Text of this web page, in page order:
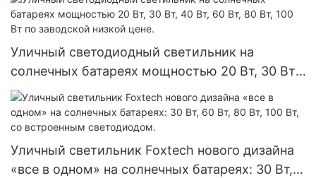
Уличный светодиодный светильник на
солнечных батареях мощностью 20 Вт, 30 Вт,
40 Вт, 60 Вт, 80 Вт, 100 Вт по заводской
низкой цене.
Уличный светильник Foxtech нового дизайна
«все в одном» на солнечных батареях: 30 Вт,